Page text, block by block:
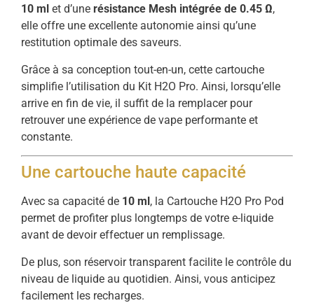
10 ml et d’une résistance Mesh intégrée de 0.45 Ω,
elle offre une excellente autonomie ainsi qu’une
restitution optimale des saveurs.
Grâce à sa conception tout-en-un, cette cartouche
simplifie l’utilisation du Kit H2O Pro. Ainsi, lorsqu’elle
arrive en fin de vie, il suffit de la remplacer pour
retrouver une expérience de vape performante et
constante.
Une cartouche haute capacité
Avec sa capacité de 10 ml , la Cartouche H2O Pro Pod
permet de profiter plus longtemps de votre e-liquide
avant de devoir effectuer un remplissage.
De plus, son réservoir transparent facilite le contrôle du
niveau de liquide au quotidien. Ainsi, vous anticipez
facilement les recharges.